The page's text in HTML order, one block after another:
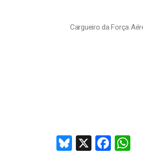
Cargueiro da Força
Bl X
F